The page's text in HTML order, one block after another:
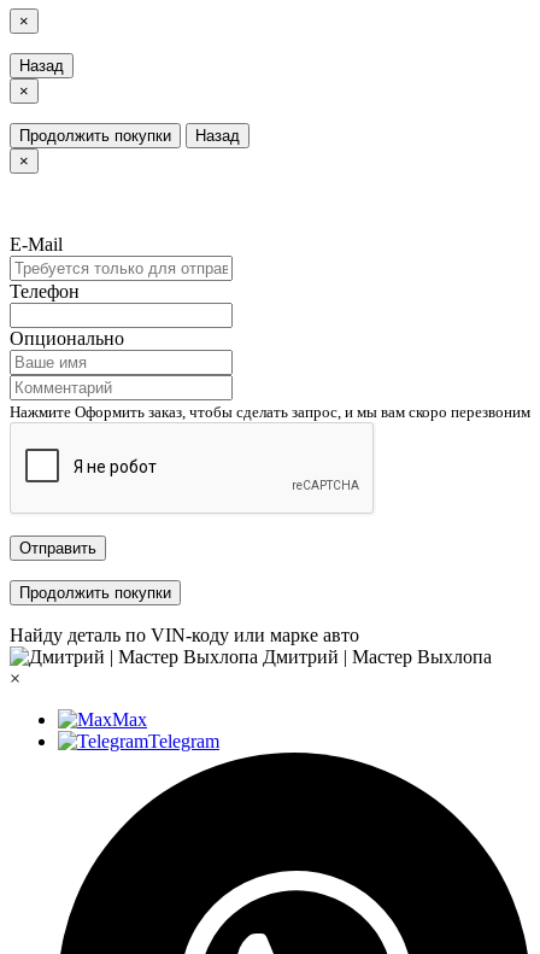
×
Назад
×
Продолжить покупки
Назад
×
E-Mail
Телефон
Опционально
Нажмите Оформить заказ, чтобы сделать запрос, и мы вам скоро перезвоним
Отправить
Продолжить покупки
Найду деталь по VIN-коду или марке авто
Дмитрий | Мастер Выхлопа
×
Max
Telegram